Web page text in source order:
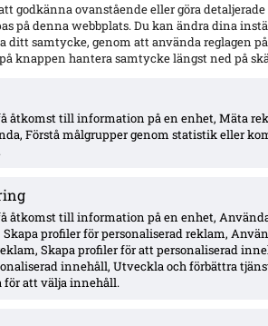
godkänna ovanstående eller göra
på denna webbplats. Du kan ändra dina
ditt samtycke, genom att använda reglagen
knappen hantera samtycke längst ned på
åtkomst till information på en enhet, Mäta
Förstå målgrupper genom statistik eller
åtkomst till information på en enhet,
profiler för personaliserad reklam,
Skapa profiler för att personaliserad
innehåll, Utveckla och förbättra
för att välja innehåll.